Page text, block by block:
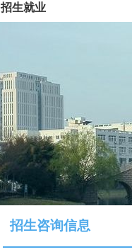
招生就业
招生咨询信息